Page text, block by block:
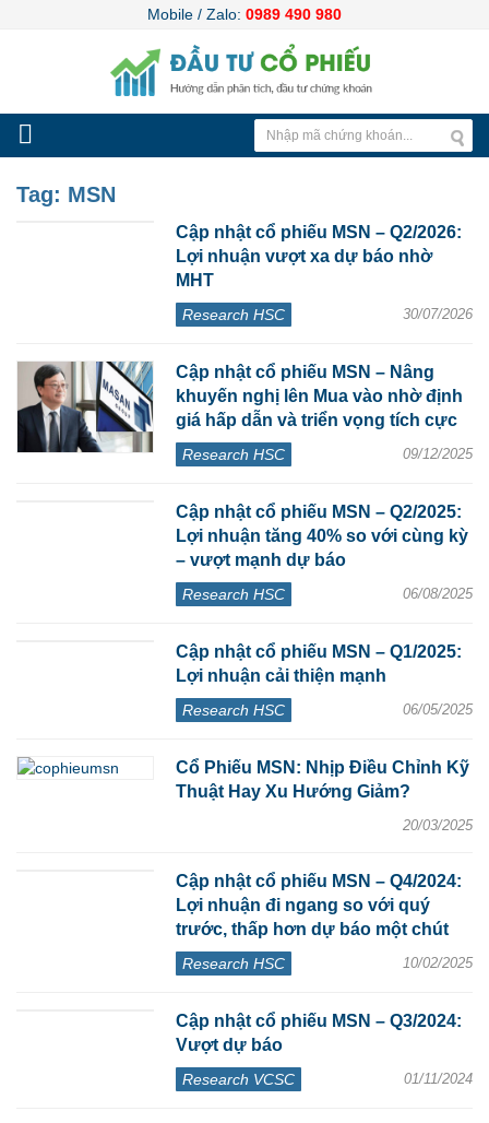
Mobile / Zalo: 0989 490 980
Tag: MSN
Cập nhật cổ phiếu MSN – Q2/2026:
Lợi nhuận vượt xa dự báo nhờ
MHT
Research HSC 30/07/2026
Cập nhật cổ phiếu MSN – Nâng
khuyến nghị lên Mua vào nhờ định
giá hấp dẫn và triển vọng tích cực
Research HSC 09/12/2025
Cập nhật cổ phiếu MSN – Q2/2025:
Lợi nhuận tăng 40% so với cùng kỳ
– vượt mạnh dự báo
Research HSC 06/08/2025
Cập nhật cổ phiếu MSN – Q1/2025:
Lợi nhuận cải thiện mạnh
Research HSC 06/05/2025
Cổ Phiếu MSN: Nhịp Điều Chỉnh Kỹ
Thuật Hay Xu Hướng Giảm?
20/03/2025
Cập nhật cổ phiếu MSN – Q4/2024:
Lợi nhuận đi ngang so với quý
trước, thấp hơn dự báo một chút
Research HSC 10/02/2025
Cập nhật cổ phiếu MSN – Q3/2024:
Vượt dự báo
Research VCSC 01/11/2024